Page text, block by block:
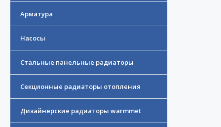
Арматура
Насосы
Стальные панельные радиаторы
Секционные радиаторы отопления
Дизайнерские радиаторы warmmet